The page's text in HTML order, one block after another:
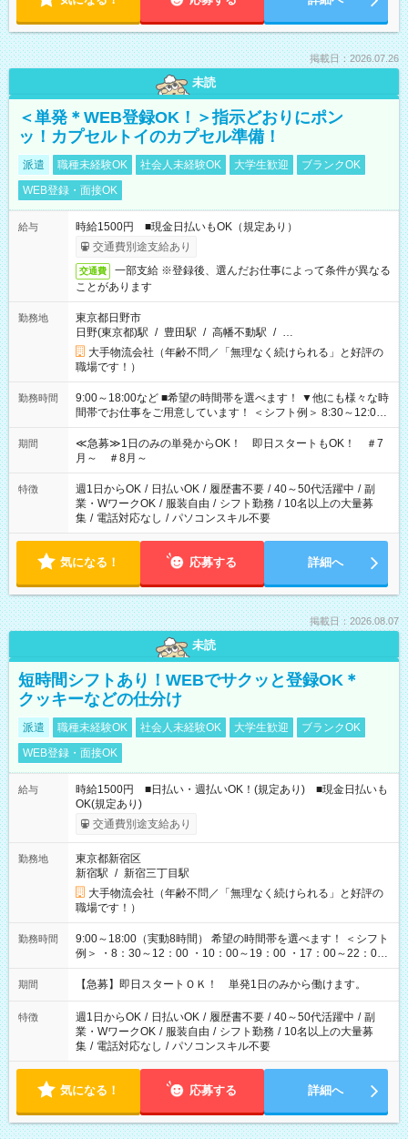
掲載日：2026.07.26
未読
＜単発＊WEB登録OK！＞指示どおりにポン
ッ！カプセルトイのカプセル準備！
派遣 職種未経験OK 社会人未経験OK 大学生歓迎
ブランクOK
WEB登録・面接OK
給与
時給1500円 ■現金日払いもOK（規定あり）
交通費別途支給あり
交通費
一部支給 ※登録後、選んだお仕事によって条件が異なる
ことがあります
勤務地
東京都日野市
日野(東京都)駅 / 豊田駅 / 高幡不動駅 / …
大手物流会社（年齢不問／「無理なく続けられる」と好評の
職場です！）
勤務時間
9:00～18:00など ■希望の時間帯を選べます！ ▼他にも様々な時
間帯でお仕事をご用意しています！ ＜シフト例＞ 8:30～12:00
17:00～22:00 13:00～22:00 22:00～翌6:00 など
期間
≪急募≫1日のみの単発からOK！ 即日スタートもOK！ ＃7
月～ ＃8月～
特徴 週1日からOK / 日払いOK / 履歴書不要 / 40～50代活躍中 / 副
業・WワークOK / 服装自由 / シフト勤務 / 10名以上の大量募
集 / 電話対応なし / パソコンスキル不要
気になる！ 応募する 詳細へ
掲載日：2026.08.07
未読
短時間シフトあり！WEBでサクッと登録OK＊
クッキーなどの仕分け
派遣 職種未経験OK 社会人未経験OK 大学生歓迎
ブランクOK
WEB登録・面接OK
給与
時給1500円 ■日払い・週払いOK！(規定あり) ■現金日払いも
OK(規定あり)
交通費別途支給あり
勤務地
東京都新宿区
新宿駅 / 新宿三丁目駅
大手物流会社（年齢不問／「無理なく続けられる」と好評の
職場です！）
勤務時間
9:00～18:00（実動8時間） 希望の時間帯を選べます！ ＜シフト
例＞ ・8：30～12：00 ・10：00～19：00 ・17：00～22：00
・13：00～22：00 ・22：00～翌6：00 など
期間 【急募】即日スタートＯＫ！ 単発1日のみから働けます。
特徴 週1日からOK / 日払いOK / 履歴書不要 / 40～50代活躍中 / 副
業・WワークOK / 服装自由 / シフト勤務 / 10名以上の大量募
集 / 電話対応なし / パソコンスキル不要
気になる！ 応募する 詳細へ